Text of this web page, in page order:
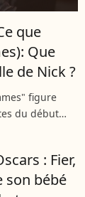
que
Que
de Nick ?
figure
du début
et
vu sa : Fier,
son bébé